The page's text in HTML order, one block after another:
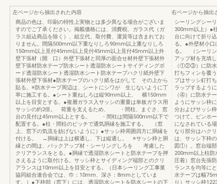
左ページから抽出された内容
商品の色は、印刷の特性上実物とは多少異なる場合がございま
すのでご了承ください。掲載価格には、消費税、ガラス代（ガ
ラス組込商品を除く）、組立代、取付費、運賃等は含まれてお
りません。間隔500mm以下重なりしろ90mm以上重なりしろ
150mm以上見付45mm以上見付45mm以上見付45mm以上外
壁下張材（開 口）外壁下張材と同厚の面合せ材外壁下張材外
壁下張材防水テープ防水シート透湿防水シートサイディングボ
ード透湿防水シート透湿防水シート防水テープハクリ紙外壁下
張材外壁下張材●防水テープのハクリ紙をはがして その上から
貼る。※防水テープ周辺は、シートにシワが 生じないように丁
寧に施工する。●シート重ねしろは縦90mm以上、 横150mm
以上を目安とする。●複層ガラス入サッシの重量は単板ガラス用
サッシの約2倍。 荷重を支えるため、 ・間柱、まぐさ、窓
台の見付は45mm以上とする。 ・間柱は間隔500mm以下で
配置する。●柱・間柱のピッチで通気胴縁を施工する。 （窓
上、窓下の気流を妨げないように）●サッシ枠周囲四方に胴縁を
付ける。 →胴縁は上は横通し、下は縦通し。 ※サッシ枠と胴
縁との間は、バックアップ材・シーリングしろを 考慮した
クリアランスをとる。●胴縁で透湿防水シートと防水テープを押
さえるように取付ける。サッシ枠とサイディング端部とのクリ
アランスは10mm以上を目安とする。（日本シーリング工事業
協同組合連合会では、巾：10mm、深さ：8mmとしていま
す。）●下枠部（窓下）には、透湿防水シートを防水シートの下
右ページから抽出
シーリングシー
300mm以上）●
台に向けて折り
る。●外壁材小口
る。 （シーリン
アップ材を充填
（①②③）に防水
打ちフィンを覆
プはサッシ釘打
ラップするよう
（④）に防水テ
ようにサッシ枠
分およびサッシ
つけて、ピンホ
になされている
なり部分はハク
は、サッシ下枠
図①）。窓台端
200mm以上柱防
圧着）窓台先張
ランスを均等に
水テープは幅
り）サッシ枠